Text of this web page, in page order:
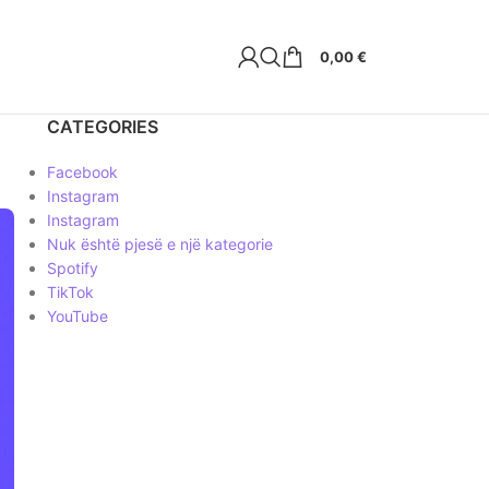
0,00€
CATEGORIES
Facebook
Instagram
Instagram
Nuk është pjesë e një kategorie
Spotify
TikTok
YouTube